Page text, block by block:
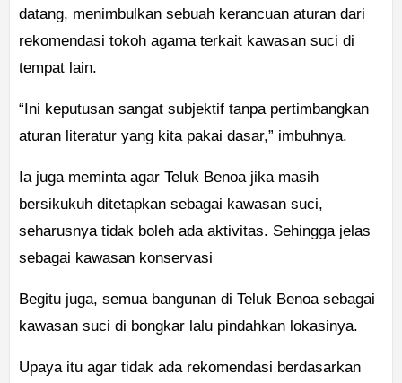
datang, menimbulkan sebuah kerancuan aturan dari
rekomendasi tokoh agama terkait kawasan suci di
tempat lain.
“Ini keputusan sangat subjektif tanpa pertimbangkan
aturan literatur yang kita pakai dasar,” imbuhnya.
Ia juga meminta agar Teluk Benoa jika masih
bersikukuh ditetapkan sebagai kawasan suci,
seharusnya tidak boleh ada aktivitas. Sehingga jelas
sebagai kawasan konservasi
Begitu juga, semua bangunan di Teluk Benoa sebagai
kawasan suci di bongkar lalu pindahkan lokasinya.
Upaya itu agar tidak ada rekomendasi berdasarkan